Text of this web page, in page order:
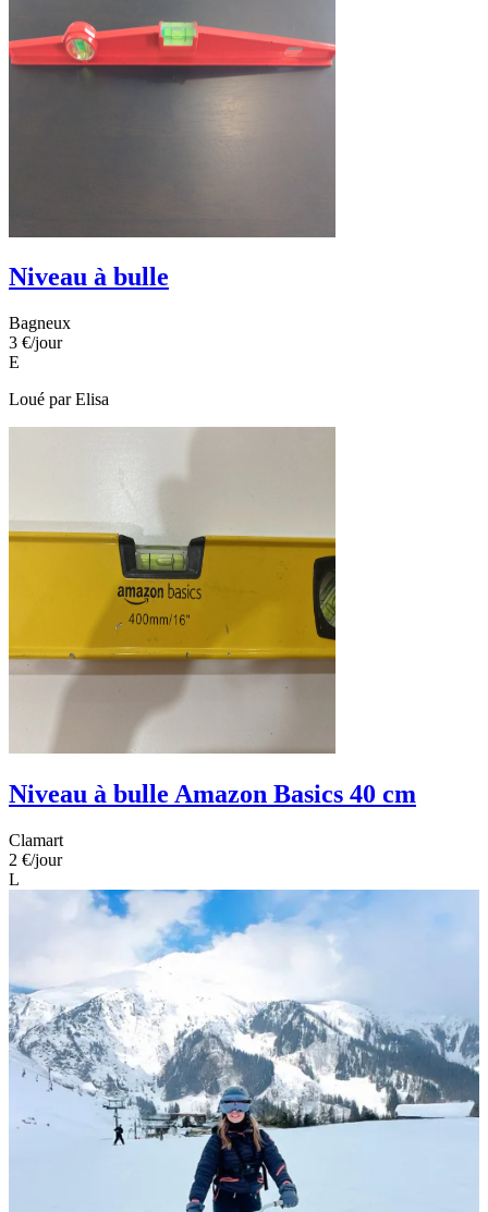
Niveau à bulle
Bagneux
3 €/jour
E
Loué parElisa
Niveau à bulle Amazon Basics 40 cm
Clamart
2 €/jour
L